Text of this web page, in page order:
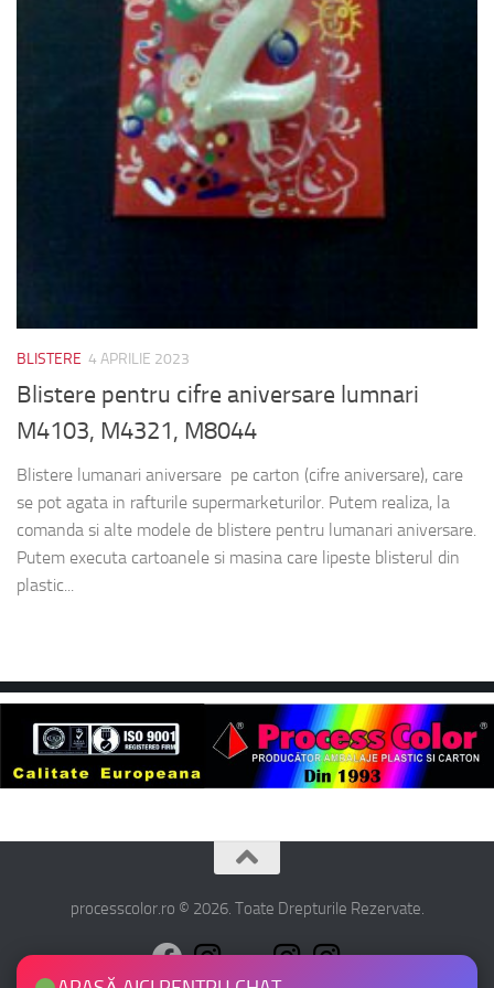
BLISTERE 4 APRILIE 2023
Blistere pentru cifre aniversare lumnari
M4103, M4321, M8044
Blistere lumanari aniversare pe carton (cifre aniversare), care
se pot agata in rafturile supermarketurilor. Putem realiza, la
comanda si alte modele de blistere pentru lumanari aniversare.
Putem executa cartoanele si masina care lipeste blisterul din
plastic...
processcolor.ro © 2026. Toate Drepturile Rezervate.